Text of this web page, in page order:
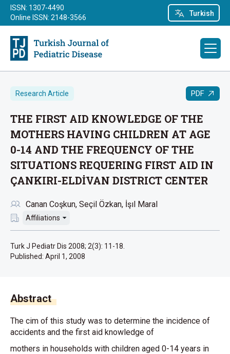
Turkish
ISSN: 1307-4490
Online ISSN: 2148-3566
Research Article PDF
THE FIRST AID KNOWLEDGE OF THE
MOTHERS HAVING CHILDREN AT AGE
0-14 AND THE FREQUENCY OF THE
SITUATIONS REQUERING FIRST AID IN
ÇANKIRI-ELDİVAN DISTRICT CENTER
Canan Coşkun Seçil Özkan İşıl Maral
Affiliations
Turk J Pediatr Dis 2008; 2(3): 11-18.
Published: April 1, 2008
Abstract
The cim of this study was to determine the incidence of
accidents and the first aid knowledge of
mothers in households with children aged 0-14 years in